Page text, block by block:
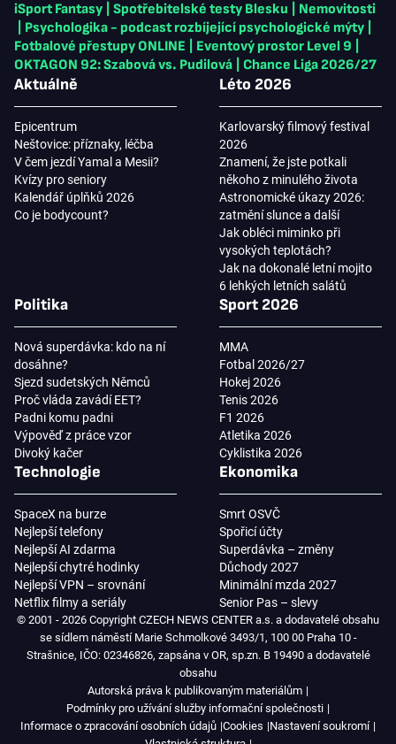
iSport Fantasy
Spotřebitelské testy Blesku
Nemovitosti
Psychologika - podcast rozbíjející psychologické mýty
Fotbalové přestupy ONLINE
Eventový prostor Level 9
OKTAGON 92: Szabová vs. Pudilová
Chance Liga 2026/27
Aktuálně
Epicentrum
Neštovice: příznaky, léčba
V čem jezdí Yamal a Mesii?
Kvízy pro seniory
Kalendář úplňků 2026
Co je bodycount?
Léto 2026
Karlovarský filmový festival
2026
Znamení, že jste potkali
někoho z minulého života
Astronomické úkazy 2026:
zatmění slunce a další
Jak obléci miminko při
vysokých teplotách?
Jak na dokonalé letní mojito
6 lehkých letních salátů
Politika
Nová superdávka: kdo na ní
dosáhne?
Sjezd sudetských Němců
Proč vláda zavádí EET?
Padni komu padni
Výpověď z práce vzor
Divoký kačer
Sport 2026
MMA
Fotbal 2026/27
Hokej 2026
Tenis 2026
F1 2026
Atletika 2026
Cyklistika 2026
Technologie
SpaceX na burze
Nejlepší telefony
Nejlepší AI zdarma
Nejlepší chytré hodinky
Nejlepší VPN – srovnání
Netflix filmy a seriály
Ekonomika
Smrt OSVČ
Spořicí účty
Superdávka – změny
Důchody 2027
Minimální mzda 2027
Senior Pas – slevy
© 2001 - 2026 Copyright CZECH NEWS CENTER a.s. a dodavatelé obsahu
se sídlem náměstí Marie Schmolkové 3493/1, 100 00 Praha 10 -
Strašnice, IČO: 02346826, zapsána v OR, sp.zn. B 19490 a dodavatelé
obsahu
Autorská práva k publikovaným materiálům
Podmínky pro užívání služby informační společnosti
Informace o zpracování osobních údajů Cookies Nastavení soukromí